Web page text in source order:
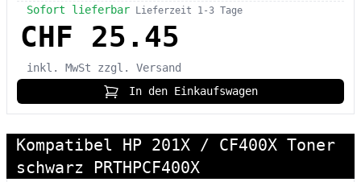
Sofort lieferbar Lieferzeit 1-3 Tage
CHF 25.45
inkl. MwSt
zzgl. Versand
In den Einkaufswagen
Kompatibel HP 201X / CF400X Toner
schwarz PRTHPCF400X